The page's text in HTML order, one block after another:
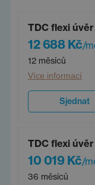
TDC flexi úvěr
12 688 Kč/
12 měsíců
Více informací
Sjednat
TDC flexi
10 019 Kč/
36 měsíců